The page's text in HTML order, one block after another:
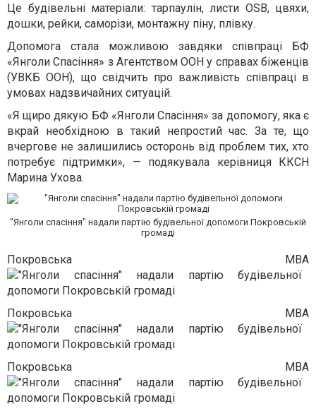
Це будівельні матеріали: тарпаулін, листи OSB, цвяхи,
дошки, рейки, саморізи, монтажну піну, плівку.
Допомога стала можливою завдяки співпраці БФ
«Янголи Спасіння» з Агентством ООН у справах біженців
(УВКБ ООН), що свідчить про важливість співпраці в
умовах надзвичайних ситуацій.
«Я щиро дякую БФ «Янголи Спасіння» за допомогу, яка є
вкрай необхідною в такий непростий час. За те, що
вчергове не залишились осторонь від проблем тих, хто
потребує підтримки», — подякувала керівниця ККСН
Марина Ухова.
"Янголи спасіння" надали партію будівельної допомоги Покровській
громаді
Покровська МВА
Покровська МВА
Покровська МВА